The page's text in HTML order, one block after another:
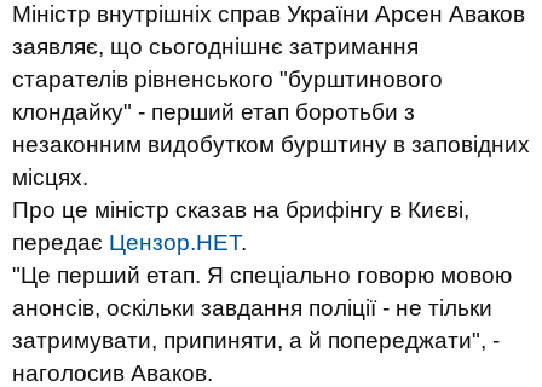
Міністр внутрішніх справ України Арсен Аваков
заявляє, що сьогоднішнє затримання
старателів рівненського "бурштинового
клондайку" - перший етап боротьби з
незаконним видобутком бурштину в заповідних
місцях.
Про це міністр сказав на брифінгу в Києві,
передає Цензор.НЕТ.
"Це перший етап. Я спеціально говорю мовою
анонсів, оскільки завдання поліції - не тільки
затримувати, припиняти, а й попереджати", -
наголосив Аваков.